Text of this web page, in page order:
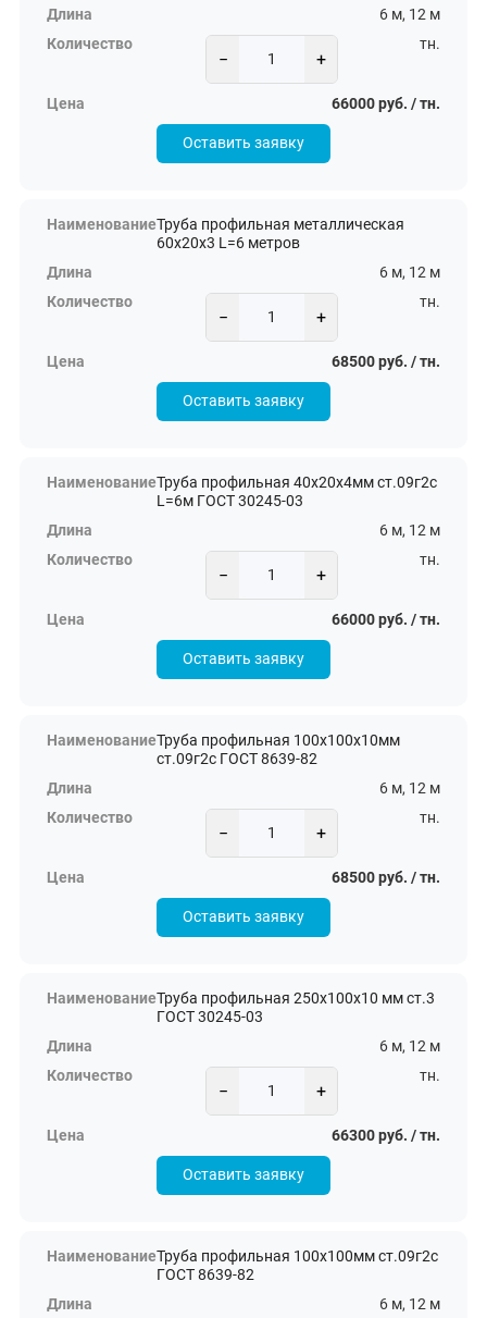
6 м, 12 м
− +
тн.
66000 руб. / тн.
Оставить заявку
Труба профильная металлическая
60х20х3 L=6 метров
6 м, 12 м
− +
тн.
68500 руб. / тн.
Оставить заявку
Труба профильная 40х20х4мм ст.09г2с
L=6м ГОСТ 30245-03
6 м, 12 м
− +
тн.
66000 руб. / тн.
Оставить заявку
Труба профильная 100х100х10мм
ст.09г2с ГОСТ 8639-82
6 м, 12 м
− +
тн.
68500 руб. / тн.
Оставить заявку
Труба профильная 250х100х10 мм ст.3
ГОСТ 30245-03
6 м, 12 м
− +
тн.
66300 руб. / тн.
Оставить заявку
Труба профильная 100х100мм ст.09г2с
ГОСТ 8639-82
6 м, 12 м